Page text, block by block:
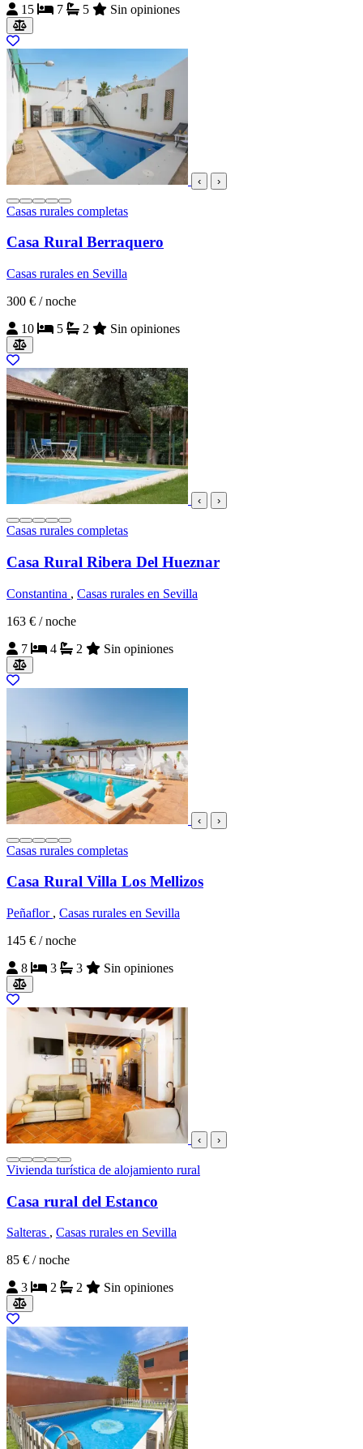
15
7 5 Sin opiniones
‹ ›
Casas rurales completas
Casa Rural Berraquero
Casas rurales en Sevilla
300 € / noche
10
5 2 Sin opiniones
‹ ›
Casas rurales completas
Casa Rural Ribera Del Hueznar
Constantina , Casas rurales en Sevilla
163 € / noche
7
4 2 Sin opiniones
‹ ›
Casas rurales completas
Casa Rural Villa Los Mellizos
Peñaflor , Casas rurales en Sevilla
145 € / noche
8
3 3 Sin opiniones
‹ ›
Vivienda turística de alojamiento rural
Casa rural del Estanco
Salteras , Casas rurales en Sevilla
85 € / noche
3
2 2 Sin opiniones